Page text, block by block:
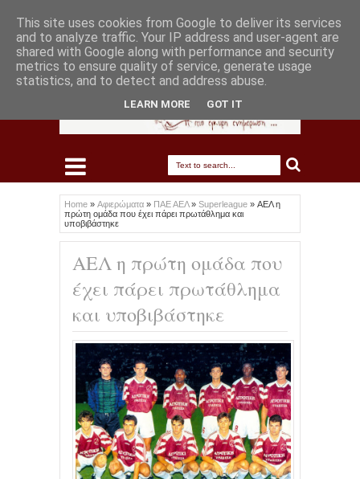
Home » Αφιερώματα » ΠΑΕ ΑΕΛ» Superleague » ΑΕΛ η
πρώτη ομάδα που έχει πάρει πρωτάθλημα και
υποβιβάστηκε
ΑΕΛ η πρώτη ομάδα που
έχει πάρει πρωτάθλημα
και υποβιβάστηκε
This site uses cookies from Google to deliver its services
and to analyze traffic. Your IP address and user-agent are
shared with Google along with performance and security
metrics to ensure quality of service, generate usage
statistics, and to detect and address abuse.
LEARN MORE GOT IT